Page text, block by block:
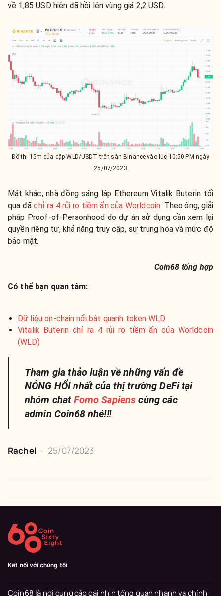
về 1,85 USD hiện đã hồi lên vùng giá 2,2 USD.
Đồ thị 15m của cặp WLD/USDT trên sàn Binance vào lúc 10:50 PM ngày
25/07/2023
Mặt khác, nhà đồng sáng lập Ethereum Vitalik Buterin tối
qua đãchỉ ra 4 rủi ro tiềm ẩn của Worldcoin. Theo ông, giải
pháp Proof-of-Personhood do dự án sử dụng cần xem lại
quyền riêng tư, khả năng truy cập, sự trung hóa và mức độ
bảo mật.
Coin68 tổng hợp
Có thể bạn quan tâm:
Dữ liệu on-chain nổi bật quanh token WLD
Vitalik Buterin chỉ ra 4 rủi ro tiềm ẩn của Worldcoin
(WLD)
Tham gia thảo luận về những vấn đề
NÓNG HỔI nhất của thị trường DeFi tại
nhóm chat Fomo Sapiens cùng các
admin Coin68 nhé!!!
Rachel - 25/07/2023
Kết nối với chúng tôi
Coin68 là nơi cung cấp cái nhìn tổng quan nhanh và chính